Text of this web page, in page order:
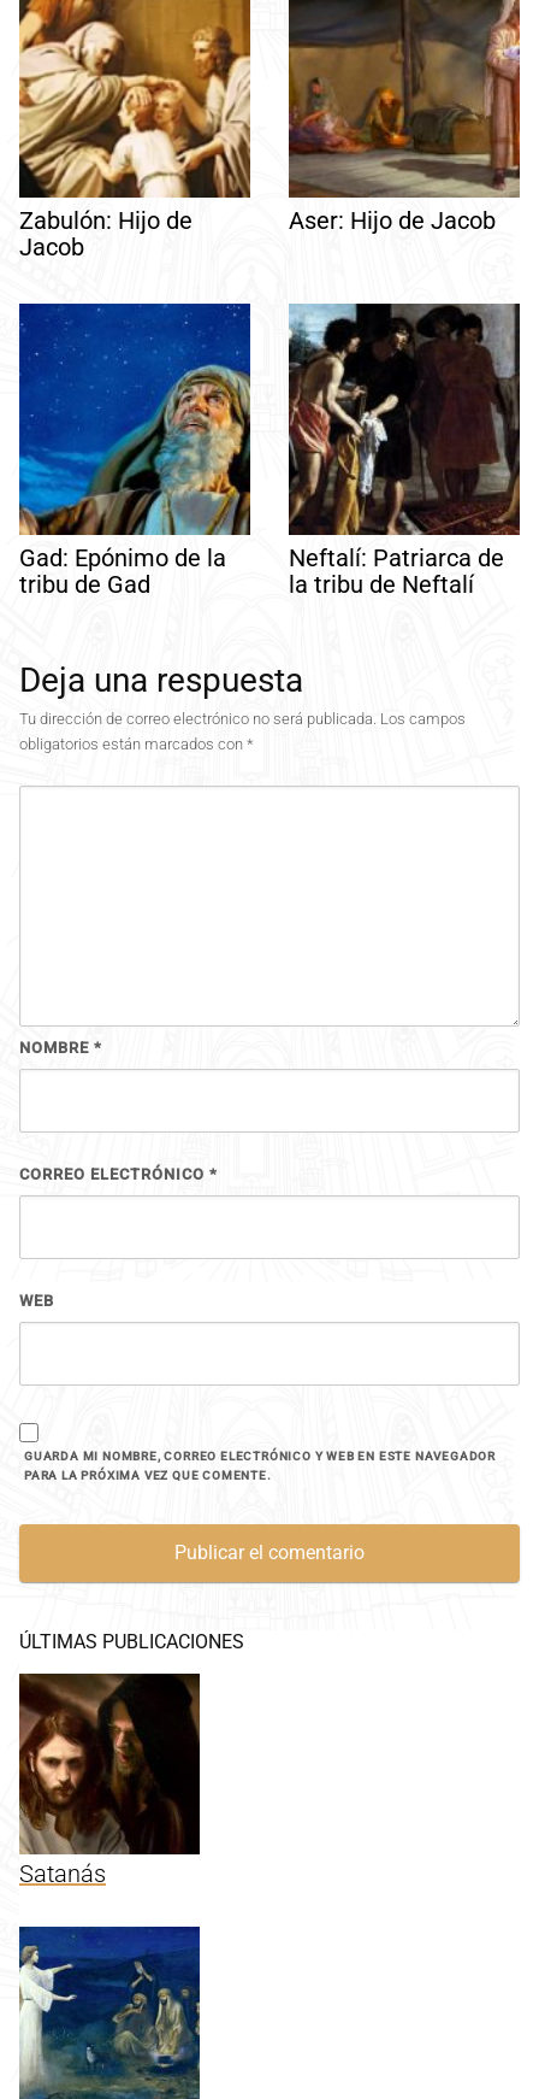
Zabulón: Hijo de
Jacob
Aser: Hijo de Jacob
Gad: Epónimo de la
tribu de Gad
Neftalí: Patriarca de
la tribu de Neftalí
Deja una respuesta
Tu dirección de correo electrónico no será publicada. Los campos
obligatorios están marcados con *
NOMBRE *
CORREO ELECTRÓNICO *
WEB
GUARDA MI NOMBRE, CORREO ELECTRÓNICO Y WEB EN ESTE NAVEGADOR
PARA LA PRÓXIMA VEZ QUE COMENTE.
ÚLTIMAS PUBLICACIONES
Satanás